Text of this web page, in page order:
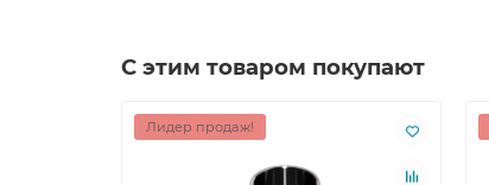
С этим товаром покупают
Лидер продаж!